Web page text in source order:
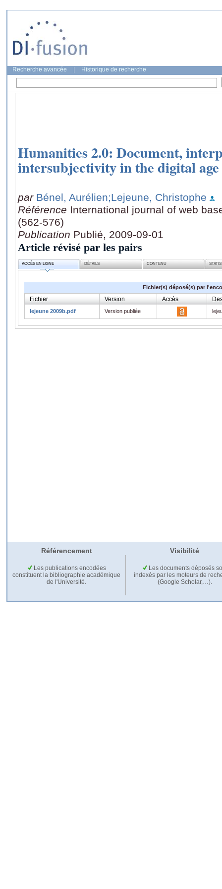
Recherche avancée Historique de recherche
Humanities 2.0: Document,
intersubjectivity in the digital age
par Bénel, Aurélien;Lejeune, Christophe
Référence International journal of web
(562-576)
Publication Publié, 2009-09-01
Article révisé par les pairs
ACCÈS EN LIGNE DÉTAILS CONTENU
Fichier(s) déposé(s) par
Fichier Version Accès
lejeune 2009b.pdf Version publiée
Référencement Visibilité
Les publications encodées
constituent la bibliographie académique
de l'Université.
Les documents déposés
indexés par les moteurs de
(Google Scholar,…).